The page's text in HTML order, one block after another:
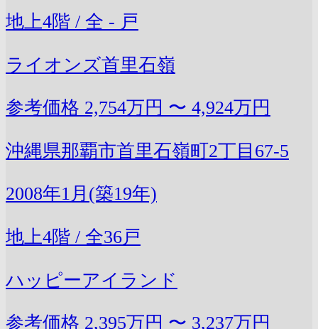
地上4階 / 全 - 戸
ライオンズ首里石嶺
参考価格 2,754万円 〜 4,924万円
沖縄県那覇市首里石嶺町2丁目67-5
2008年1月(築19年)
地上4階 / 全36戸
ハッピーアイランド
参考価格 2,395万円 〜 3,237万円